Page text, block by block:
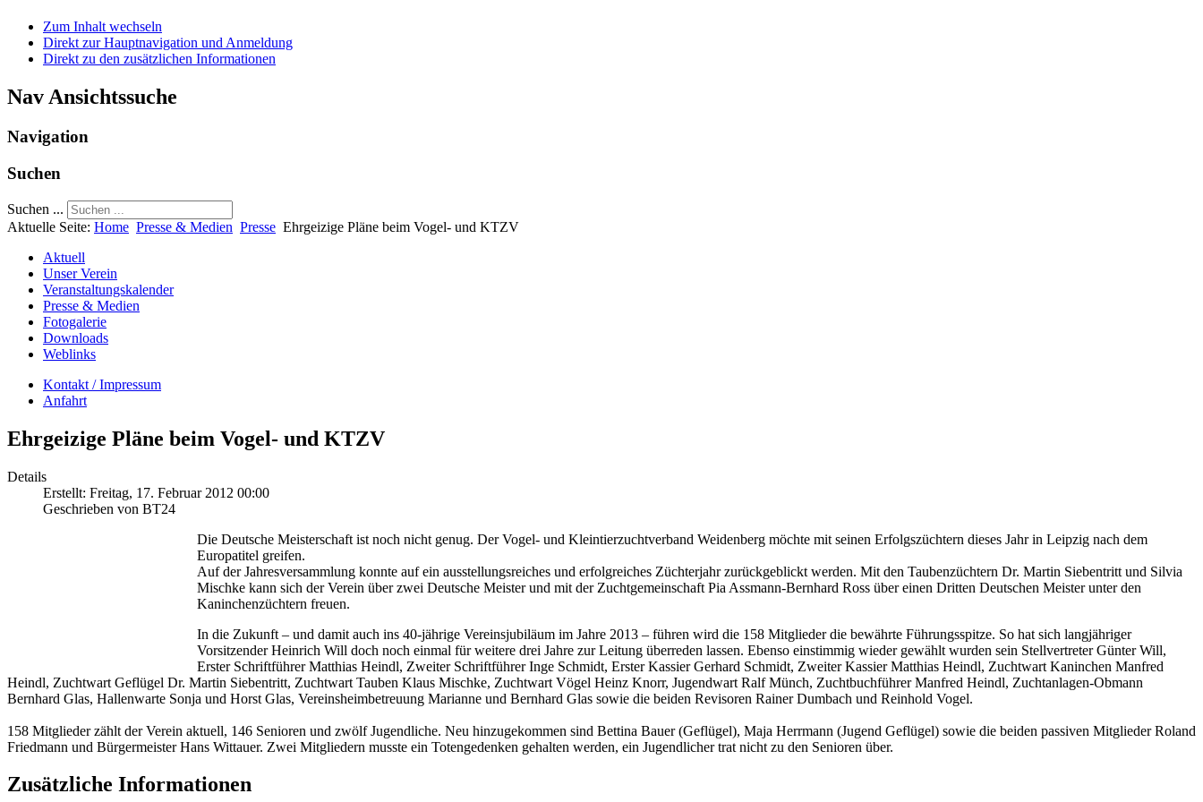
Zum Inhalt wechseln
Direkt zur Hauptnavigation und Anmeldung
Direkt zu den zusätzlichen Informationen
Nav Ansichtssuche
Navigation
Suchen
Suchen ...
Aktuelle Seite: Home Presse & Medien Presse Ehrgeizige Pläne beim Vogel- und KTZV
Aktuell
Unser Verein
Veranstaltungskalender
Presse & Medien
Fotogalerie
Downloads
Weblinks
Kontakt / Impressum
Anfahrt
Ehrgeizige Pläne beim Vogel- und KTZV
Details
Erstellt: Freitag, 17. Februar 2012 00:00
Geschrieben von BT24
Die Deutsche Meisterschaft ist noch nicht genug. Der Vogel- und Kleintierzuchtverband Weidenberg möchte mit seinen Erfolgszüchtern dieses Jahr in Leipzig nach dem
Europatitel greifen.
Auf der Jahresversammlung konnte auf ein ausstellungsreiches und erfolgreiches Züchterjahr zurückgeblickt werden. Mit den Taubenzüchtern Dr. Martin Siebentritt und Silvia
Mischke kann sich der Verein über zwei Deutsche Meister und mit der Zuchtgemeinschaft Pia Assmann-Bernhard Ross über einen Dritten Deutschen Meister unter den
Kaninchenzüchtern freuen.
In die Zukunft – und damit auch ins 40-jährige Vereinsjubiläum im Jahre 2013 – führen wird die 158 Mitglieder die bewährte Führungsspitze. So hat sich langjähriger
Vorsitzender Heinrich Will doch noch einmal für weitere drei Jahre zur Leitung überreden lassen. Ebenso einstimmig wieder gewählt wurden sein Stellvertreter Günter Will,
Erster Schriftführer Matthias Heindl, Zweiter Schriftführer Inge Schmidt, Erster Kassier Gerhard Schmidt, Zweiter Kassier Matthias Heindl, Zuchtwart Kaninchen Manfred
Heindl, Zuchtwart Geflügel Dr. Martin Siebentritt, Zuchtwart Tauben Klaus Mischke, Zuchtwart Vögel Heinz Knorr, Jugendwart Ralf Münch, Zuchtbuchführer Manfred Heindl, Zuchtanlagen-Obmann
Bernhard Glas, Hallenwarte Sonja und Horst Glas, Vereinsheimbetreuung Marianne und Bernhard Glas sowie die beiden Revisoren Rainer Dumbach und Reinhold Vogel.
158 Mitglieder zählt der Verein aktuell, 146 Senioren und zwölf Jugendliche. Neu hinzugekommen sind Bettina Bauer (Geflügel), Maja Herrmann (Jugend Geflügel) sowie die beiden passiven Mitglieder Roland
Friedmann und Bürgermeister Hans Wittauer. Zwei Mitgliedern musste ein Totengedenken gehalten werden, ein Jugendlicher trat nicht zu den Senioren über.
Zusätzliche Informationen